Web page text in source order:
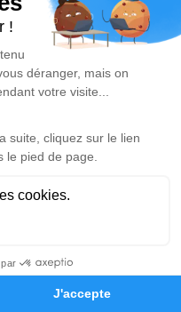
Hommages
hommage est
Je rends hommage
à 10h30
de Chaumes en
Je rends hommage